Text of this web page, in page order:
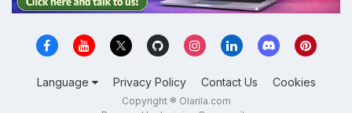
Language Privacy Policy Contact Us Cookies
Copyright ® Olarila.com